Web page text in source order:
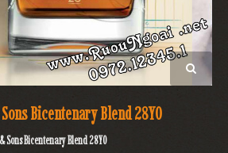
Bicentenary Blend 28YO
Sons Bicentenary Blend 28YO